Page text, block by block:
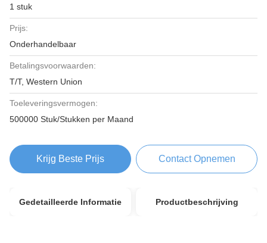
1 stuk
Prijs:
Onderhandelbaar
Betalingsvoorwaarden:
T/T, Western Union
Toeleveringsvermogen:
500000 Stuk/Stukken per Maand
Krijg Beste Prijs Contact Opnemen
Gedetailleerde Informatie Productbeschrijving